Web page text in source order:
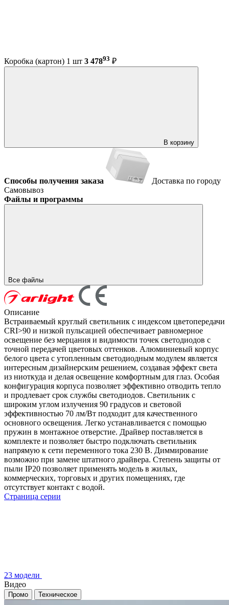
Коробка (картон) 1 шт 3 47893 ₽
В корзину
Способы получения заказа
Доставка по городу
Самовывоз
Файлы и программы
Все файлы
Описание
Встраиваемый круглый светильник с индексом цветопередачи
CRI>90 и низкой пульсацией обеспечивает равномерное
освещение без мерцания и видимости точек светодиодов с
точной передачей цветовых оттенков. Алюминиевый корпус
белого цвета с утопленным светодиодным модулем является
интересным дизайнерским решением, создавая эффект света
из ниоткуда и делая освещение комфортным для глаз. Особая
конфигурация корпуса позволяет эффективно отводить тепло
и продлевает срок службы светодиодов. Светильник с
широким углом излучения 90 градусов и световой
эффективностью 70 лм/Вт подходит для качественного
основного освещения. Легко устанавливается с помощью
пружин в монтажное отверстие. Драйвер поставляется в
комплекте и позволяет быстро подключать светильник
напрямую к сети переменного тока 230 В. Диммирование
возможно при замене штатного драйвера. Степень защиты от
пыли IP20 позволяет применять модель в жилых,
коммерческих, торговых и других помещениях, где
отсутствует контакт с водой.
Страница серии
23 модели
Видео
Промо Техническое